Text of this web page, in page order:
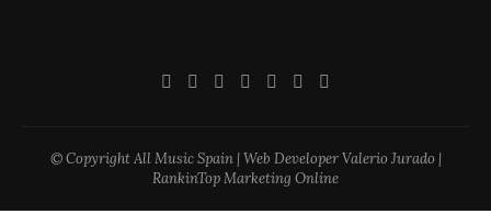
© Copyright All Music Spain | Web Developer Valerio Jurado |
RankinTop Marketing Online